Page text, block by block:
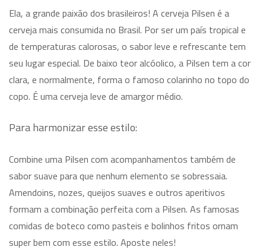
Ela, a grande paixão dos brasileiros! A cerveja Pilsen é a
cerveja mais consumida no Brasil. Por ser um país tropical e
de temperaturas calorosas, o sabor leve e refrescante tem
seu lugar especial. De baixo teor alcóolico, a Pilsen tem a cor
clara, e normalmente, forma o famoso colarinho no topo do
copo. É uma cerveja leve de amargor médio.
Para harmonizar esse estilo:
Combine uma Pilsen com acompanhamentos também de
sabor suave para que nenhum elemento se sobressaia.
Amendoins, nozes, queijos suaves e outros aperitivos
formam a combinação perfeita com a Pilsen. As famosas
comidas de boteco como pasteis e bolinhos fritos ornam
super bem com esse estilo. Aposte neles!